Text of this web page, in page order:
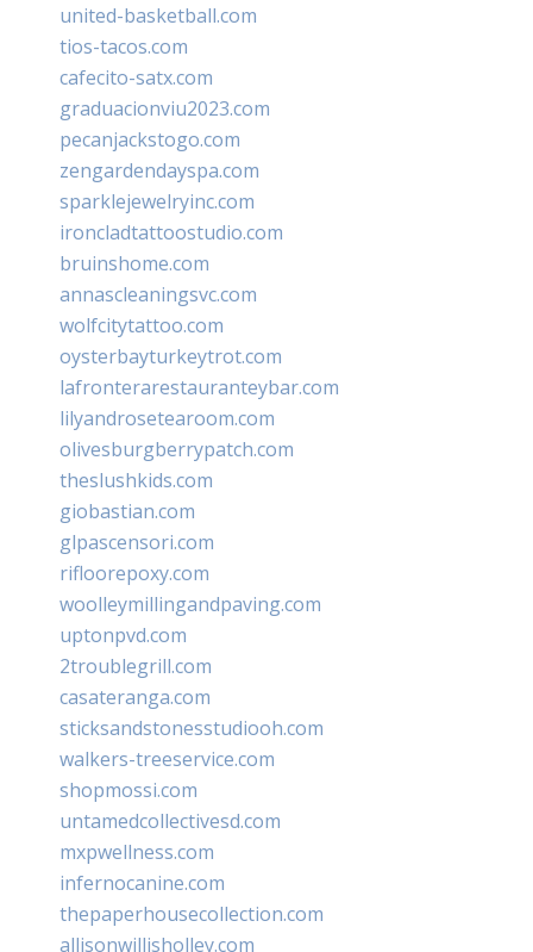
united-basketball.com
tios-tacos.com
cafecito-satx.com
graduacionviu2023.com
pecanjackstogo.com
zengardendayspa.com
sparklejewelryinc.com
ironcladtattoostudio.com
bruinshome.com
annascleaningsvc.com
wolfcitytattoo.com
oysterbayturkeytrot.com
lafronterarestauranteybar.com
lilyandrosetearoom.com
olivesburgberrypatch.com
theslushkids.com
giobastian.com
glpascensori.com
rifloorepoxy.com
woolleymillingandpaving.com
uptonpvd.com
2troublegrill.com
casateranga.com
sticksandstonesstudiooh.com
walkers-treeservice.com
shopmossi.com
untamedcollectivesd.com
mxpwellness.com
infernocanine.com
thepaperhousecollection.com
allisonwillisholley.com